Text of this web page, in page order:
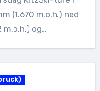
(1.670 m.o.h.) ned
m.o.h.) og…